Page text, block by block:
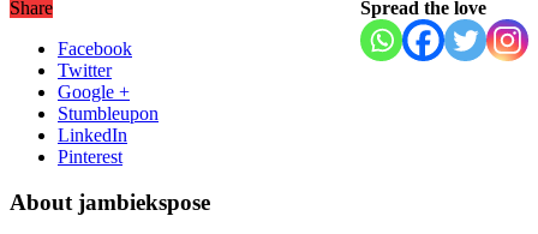
Spread the love
Share
Facebook
Twitter
Google +
Stumbleupon
LinkedIn
Pinterest
About jambiekspose